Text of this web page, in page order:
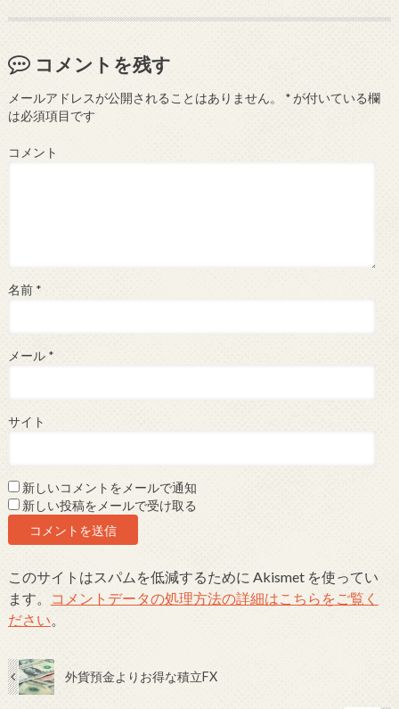
コメントを残す
メールアドレスが公開されることはありません。 *が付いている欄
は必須項目です
コメント
名前 *
メール *
サイト
新しいコメントをメールで通知
新しい投稿をメールで受け取る
このサイトはスパムを低減するために Akismet を使ってい
ます。
コメントデータの処理方法の詳細はこちらをご覧く
ださい
外貨預金よりお得な積立FX